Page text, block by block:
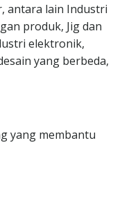
antara lain Industri
produk, Jig dan
elektronik,
yang berbeda,
yang membantu